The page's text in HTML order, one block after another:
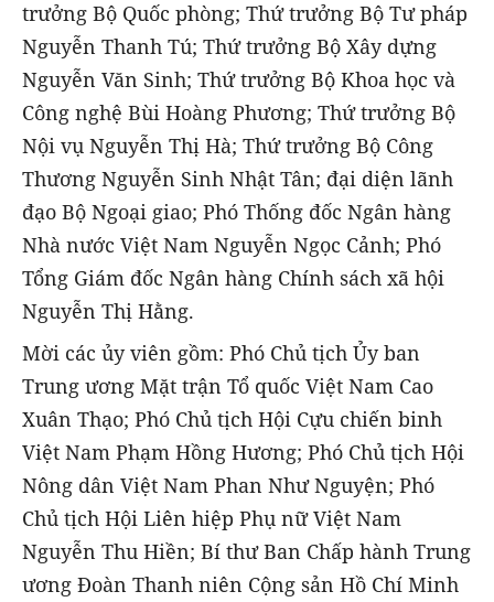
trưởng Bộ Quốc phòng; Thứ trưởng Bộ Tư pháp
Nguyễn Thanh Tú; Thứ trưởng Bộ Xây dựng
Nguyễn Văn Sinh; Thứ trưởng Bộ Khoa học và
Công nghệ Bùi Hoàng Phương; Thứ trưởng Bộ
Nội vụ Nguyễn Thị Hà; Thứ trưởng Bộ Công
Thương Nguyễn Sinh Nhật Tân; đại diện lãnh
đạo Bộ Ngoại giao; Phó Thống đốc Ngân hàng
Nhà nước Việt Nam Nguyễn Ngọc Cảnh; Phó
Tổng Giám đốc Ngân hàng Chính sách xã hội
Nguyễn Thị Hằng.
Mời các ủy viên gồm: Phó Chủ tịch Ủy ban
Trung ương Mặt trận Tổ quốc Việt Nam Cao
Xuân Thạo; Phó Chủ tịch Hội Cựu chiến binh
Việt Nam Phạm Hồng Hương; Phó Chủ tịch Hội
Nông dân Việt Nam Phan Như Nguyện; Phó
Chủ tịch Hội Liên hiệp Phụ nữ Việt Nam
Nguyễn Thu Hiền; Bí thư Ban Chấp hành Trung
ương Đoàn Thanh niên Cộng sản Hồ Chí Minh